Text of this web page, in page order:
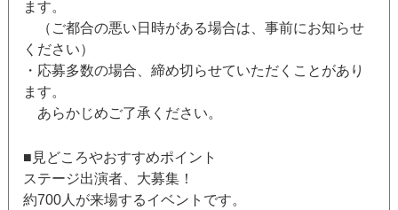
ます。
（ご都合の悪い日時がある場合は、事前にお知らせ
ください）
・応募多数の場合、締め切らせていただくことがあり
ます。
あらかじめご了承ください。
■見どころやおすすめポイント
ステージ出演者、大募集！
約700人が来場するイベントです。